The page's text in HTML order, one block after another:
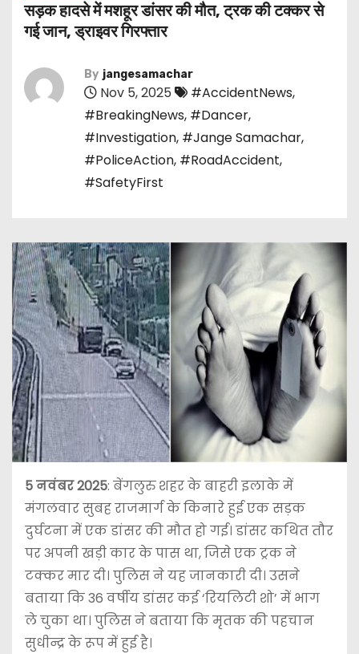
सड़क हादसे में मशहूर डांसर की मौत, ट्रक की टक्कर से
गई जान, ड्राइवर गिरफ्तार
By jangesamachar
Nov 5, 2025 #AccidentNews,
#BreakingNews, #Dancer,
#Investigation, #Jange Samachar,
#PoliceAction, #RoadAccident,
#SafetyFirst
5 नवंबर 2025: बेंगलुरु शहर के बाहरी इलाके में
मंगलवार सुबह राजमार्ग के किनारे हुई एक सड़क
दुर्घटना में एक डांसर की मौत हो गई। डांसर कथित तौर
पर अपनी खड़ी कार के पास था, जिसे एक ट्रक ने
टक्कर मार दी। पुलिस ने यह जानकारी दी। उसने
बताया कि 36 वर्षीय डांसर कई ‘रियलिटी शो’ में भाग
ले चुका था। पुलिस ने बताया कि मृतक की पहचान
सुधीन्द्र के रूप में हुई है।